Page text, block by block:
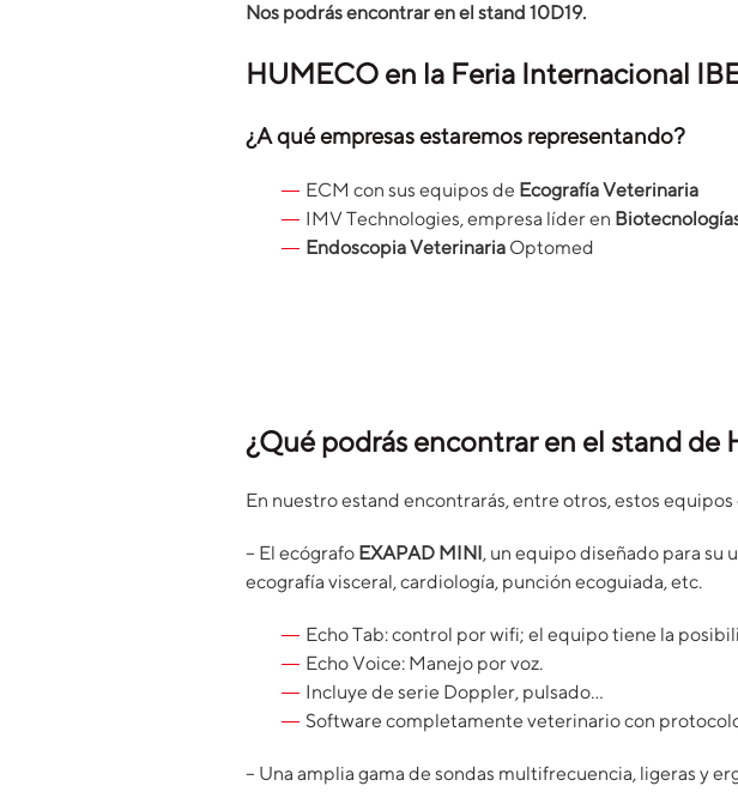
Nos podrás encontrar en el stand 10D19.
HUMECO en la Feria Internacional
¿A qué empresas estaremos representando?
ECM con sus equipos de Ecografía Veterinaria
IMV Technologies, empresa líder en
Endoscopia Veterinaria Optomed
¿Qué podrás encontrar en el stand de
En nuestro estand encontrarás, entre otros, estos equipos
– El ecógrafo EXAPAD MINI, un equipo diseñado para su
ecografía visceral, cardiología, punción ecoguiada, etc.
Echo Tab: control por wifi; el equipo tiene la
Echo Voice: Manejo por voz.
Incluye de serie Doppler, pulsado…
Software completamente veterinario con
– Una amplia gama de sondas multifrecuencia, ligeras y